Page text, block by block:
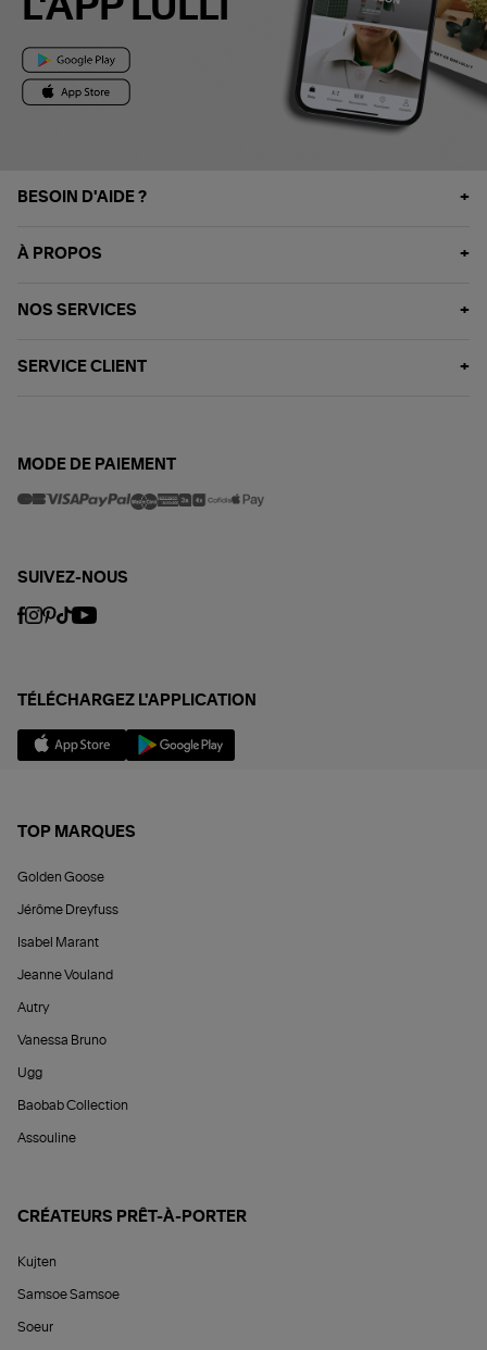
L'APP LULLI
BESOIN D'AIDE ?
À PROPOS
NOS SERVICES
SERVICE CLIENT
MODE DE PAIEMENT
SUIVEZ-NOUS
TÉLÉCHARGEZ L'APPLICATION
TOP MARQUES
Golden Goose
Jérôme Dreyfuss
Isabel Marant
Jeanne Vouland
Autry
Vanessa Bruno
Ugg
Baobab Collection
Assouline
CRÉATEURS PRÊT-À-PORTER
Kujten
Samsoe Samsoe
Soeur